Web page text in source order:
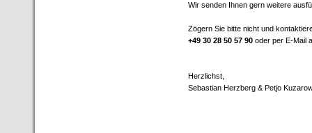
Wir senden Ihnen gern weitere
Zögern Sie bitte nicht und
+49 30 28 50 57 90 oder per E-Mail
Herzlichst,
Sebastian Herzberg & Petjo